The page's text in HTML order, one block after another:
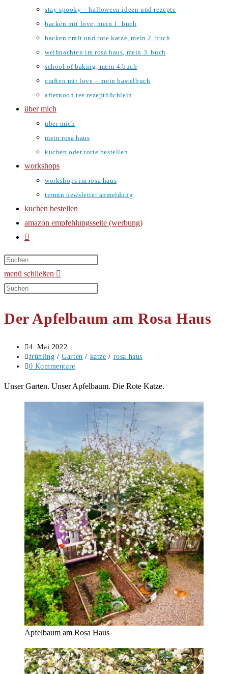
stay spooky – halloween ideen und rezepte
backen mit love, mein 1. buch
backen craft und rote katze, mein 2. buch
weihnachten im rosa haus, mein 3. buch
school of baking, mein 4.buch
craften mit love – mein bastelbuch
afternoon tee rezeptbüchlein
über mich
über mich
mein rosa haus
kuchen oder torte bestellen
workshops
workshops im rosa haus
termin newsletter anmeldung
kuchen bestellen
amazon empfehlungsseite (werbung)
website-
umschalten
menü schließen
Diese
durchsuchen
Der Apfelbaum am Rosa Haus
Beitrag
veröffentlicht:
4. Mai 2022
Beitrags-
Kategorie:
frühling / Garten / katze / rosa haus
Beitrags-
0 Kommentare
Unser Garten. Unser Apfelbaum. Die Rote Katze.
Apfelbaum am Rosa Haus